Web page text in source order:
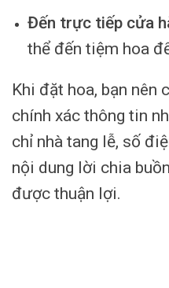
Đến trực tiếp cửa
thể đến tiệm hoa
Khi đặt hoa, bạn nên
chính xác thông tin
chỉ nhà tang lễ, số
nội dung lời chia
được thuận lợi.